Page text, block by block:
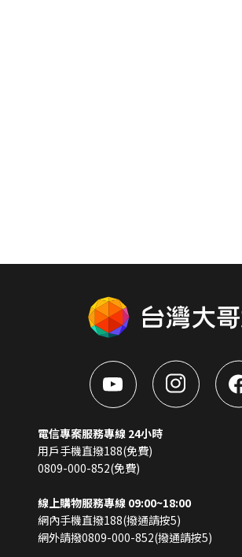
電信專案服務專線 24小時
用戶手機直撥188(免費)
0809-000-852(免費)
線上購物服務專線 09:00~18:00
網內手機直撥188(撥通請按5)
網外請撥0809-000-852(撥通請按5)